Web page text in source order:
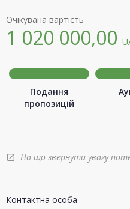
Очікувана вартість
1 020 000,00
Подання
пропозицій
open_in_new На що звернути увагу
Контактна особа